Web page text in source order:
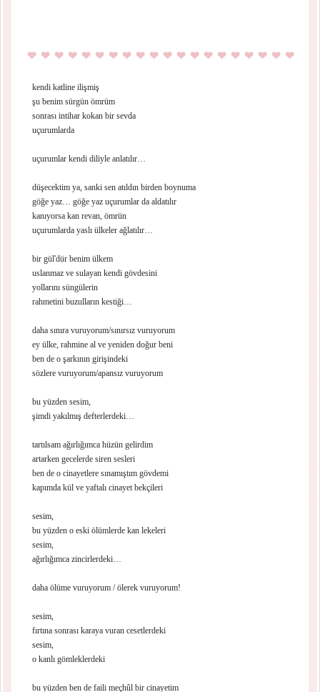
kendi katline ilişmiş
şu benim sürgün ömrüm
sonrası intihar kokan bir sevda
uçurumlarda
uçurumlar kendi diliyle anlatılır…
düşecektim ya, sanki sen atıldın birden boynuma
göğe yaz… göğe yaz uçurumlar da aldatılır
kanıyorsa kan revan, ömrün
uçurumlarda yaslı ülkeler ağlatılır…
bir gül'dür benim ülkem
uslanmaz ve sulayan kendi gövdesini
yollarını süngülerin
rahmetini buzulların kestiği…
daha sınıra vuruyorum/sınırsız vuruyorum
ey ülke, rahmine al ve yeniden doğur beni
ben de o şarkının girişindeki
sözlere vuruyorum/apansız vuruyorum
bu yüzden sesim,
şimdi yakılmış defterlerdeki…
tartılsam ağırlığımca hüzün gelirdim
artarken gecelerde siren sesleri
ben de o cinayetlere sınamıştım gövdemi
kapımda kül ve yaftalı cinayet bekçileri
sesim,
bu yüzden o eski ölümlerde kan lekeleri
sesim,
ağırlığımca zincirlerdeki…
daha ölüme vuruyorum / ölerek vuruyorum!
sesim,
fırtına sonrası karaya vuran cesetlerdeki
sesim,
o kanlı gömleklerdeki
bu yüzden ben de faili meçhûl bir cinayetim